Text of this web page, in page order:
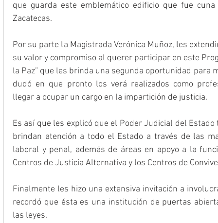
que guarda este emblemático edificio que fue
Zacatecas.
Por su parte la Magistrada Verónica Muñoz, les
su valor y compromiso al querer participar en este
la Paz” que les brinda una segunda oportunidad para
dudó en que pronto los verá realizados como
llegar a ocupar un cargo en la impartición de justicia.
Es así que les explicó que el Poder Judicial del
brindan atención a todo el Estado a través de las
laboral y penal, además de áreas en apoyo a la
Centros de Justicia Alternativa y los Centros de
Finalmente les hizo una extensiva invitación a
recordó que ésta es una institución de puertas
las leyes.